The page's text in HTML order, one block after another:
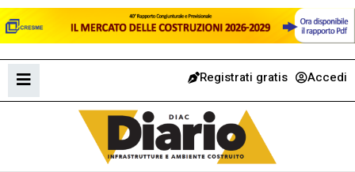
Registrati gratis Accedi